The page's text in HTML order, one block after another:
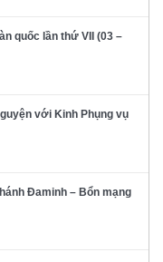
quốc lần thứ VII (03 –
với Kinh Phụng vụ
Đaminh – Bổn mạng